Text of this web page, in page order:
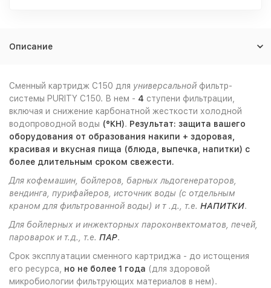
Описание
Сменный картридж C150 для универсальной фильтр-
системы PURITY C150. В нем - 4 ступени фильтрации,
включая и снижение карбонатной жесткости холодной
водопроводной воды (°КН). Результат: защита вашего
оборудования от образования накипи + здоровая,
красивая и вкусная пища (блюда, выпечка, напитки) с
более длительным сроком свежести.
Для кофемашин, бойлеров, барных льдогенераторов,
вендинга, пурифайеров, источник воды (с отдельным
краном для фильтрованной воды) и т .д., т.е. НАПИТКИ.
Для бойлерных и инжекторных пароконвектоматов, печей,
пароварок и т.д., т.е. ПАР.
Срок эксплуатации сменного картриджа - до истощения
его ресурса, но не более 1 года (для здоровой
микробиологии фильтрующих материалов в нем).